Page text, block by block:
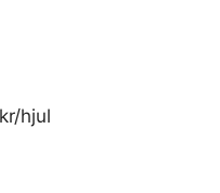
hjul